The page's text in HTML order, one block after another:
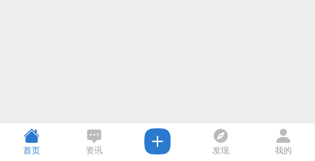
首页 资讯 发现 我的